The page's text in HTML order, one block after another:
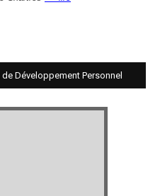
Développement Personnel